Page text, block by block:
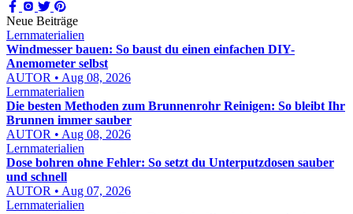
Neue Beiträge
Lernmaterialien
Windmesser bauen: So baust du einen einfachen DIY-
Anemometer selbst
AUTOR • Aug 08, 2026
Lernmaterialien
Die besten Methoden zum Brunnenrohr Reinigen: So bleibt Ihr
Brunnen immer sauber
AUTOR • Aug 08, 2026
Lernmaterialien
Dose bohren ohne Fehler: So setzt du Unterputzdosen sauber
und schnell
AUTOR • Aug 07, 2026
Lernmaterialien